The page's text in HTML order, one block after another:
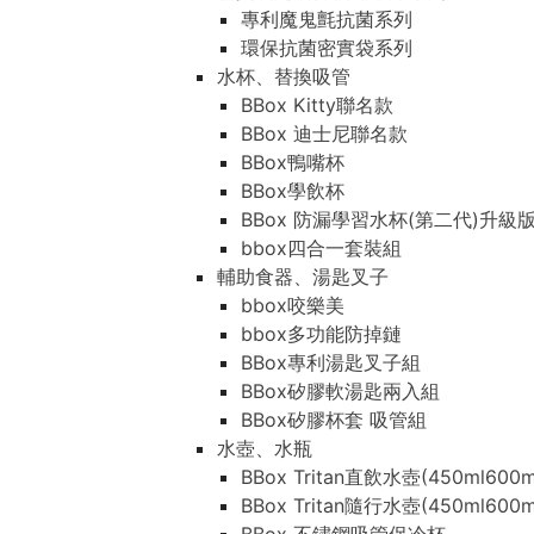
專利魔鬼氈抗菌系列
環保抗菌密實袋系列
水杯、替換吸管
BBox Kitty聯名款
BBox 迪士尼聯名款
BBox鴨嘴杯
BBox學飲杯
BBox 防漏學習水杯(第二代)升級版
bbox四合一套裝組
輔助食器、湯匙叉子
bbox咬樂美
bbox多功能防掉鏈
BBox專利湯匙叉子組
BBox矽膠軟湯匙兩入組
BBox矽膠杯套 吸管組
水壺、水瓶
BBox Tritan直飲水壺
BBox Tritan隨行水壺